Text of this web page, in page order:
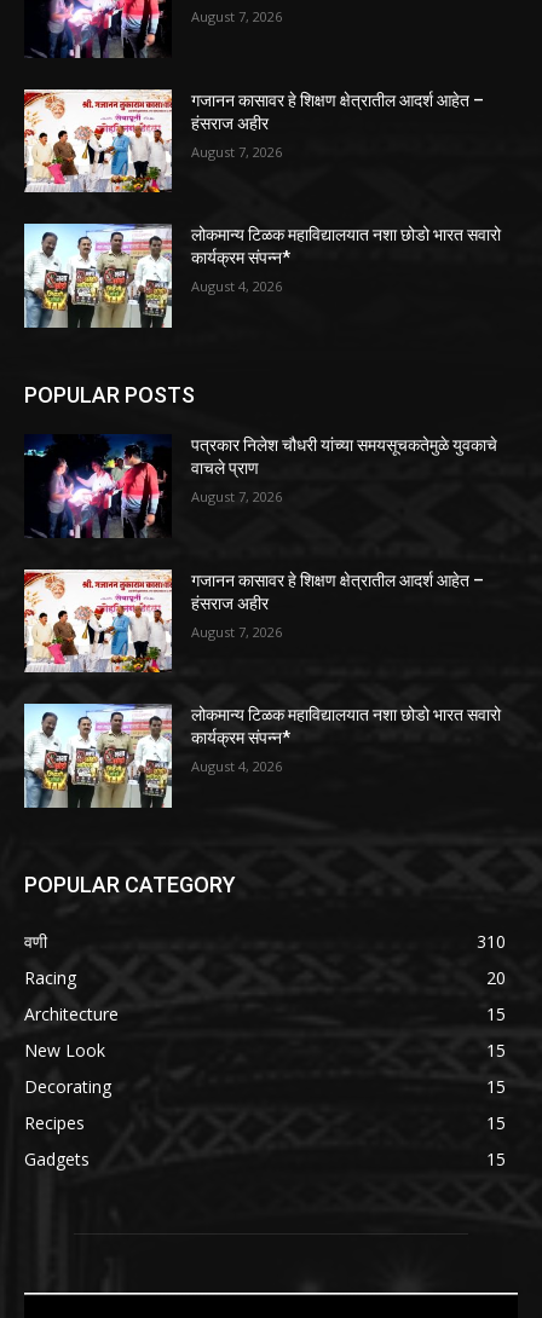
August 7, 2026
गजानन कासावर हे शिक्षण क्षेत्रातील आदर्श आहेत –
हंसराज अहीर
August 7, 2026
लोकमान्य टिळक महाविद्यालयात नशा छोडो भारत सवारो
कार्यक्रम संपन्न*
August 4, 2026
POPULAR POSTS
पत्रकार निलेश चौधरी यांच्या समयसूचकतेमुळे युवकाचे
वाचले प्राण
August 7, 2026
गजानन कासावर हे शिक्षण क्षेत्रातील आदर्श आहेत –
हंसराज अहीर
August 7, 2026
लोकमान्य टिळक महाविद्यालयात नशा छोडो भारत सवारो
कार्यक्रम संपन्न*
August 4, 2026
POPULAR CATEGORY
वणी
310
Racing
20
Architecture
15
New Look
15
Decorating
15
Recipes
15
Gadgets
15